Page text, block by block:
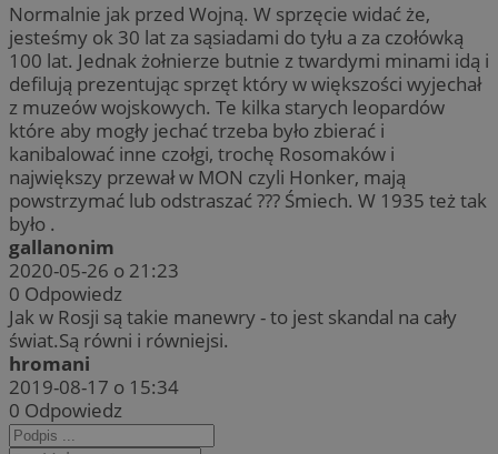
Normalnie jak przed Wojną. W sprzęcie widać że,
jesteśmy ok 30 lat za sąsiadami do tyłu a za czołówką
100 lat. Jednak żołnierze butnie z twardymi minami idą i
defilują prezentując sprzęt który w większości wyjechał
z muzeów wojskowych. Te kilka starych leopardów
które aby mogły jechać trzeba było zbierać i
kanibalować inne czołgi, trochę Rosomaków i
największy przewał w MON czyli Honker, mają
powstrzymać lub odstraszać ??? Śmiech. W 1935 też tak
było .
gallanonim
2020-05-26 o 21:23
0 Odpowiedz
Jak w Rosji są takie manewry - to jest skandal na cały
świat.Są równi i równiejsi.
hromani
2019-08-17 o 15:34
0 Odpowiedz